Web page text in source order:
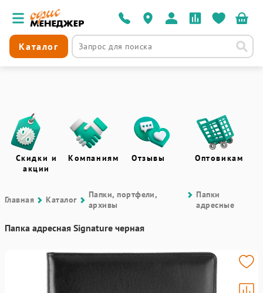
Каталог
Скидки и
акции
Компаниям Отзывы Оптовикам
Главная Каталог
Папки, портфели,
архивы
Папки
адресные
Папка адресная Signature черная